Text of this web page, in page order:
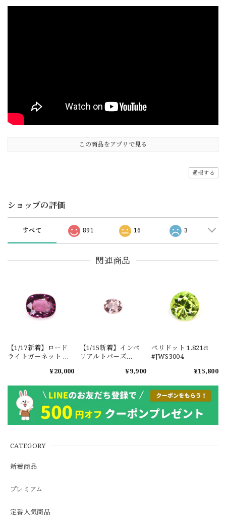
CATEGORY
新着商品
プレミアム
定番人気商品
この商品をアプリで見る
通報する
ショップの評価
すべて 891 16 3
関連商品
【1/17新着】ロード
ライトガーネット タ
1.601ct【ソーティン
¥20,000
【1/15新着】インペ
リアルトパーズ
¥9,900
ペリドット 1.821ct
#JWS3004
¥15,800